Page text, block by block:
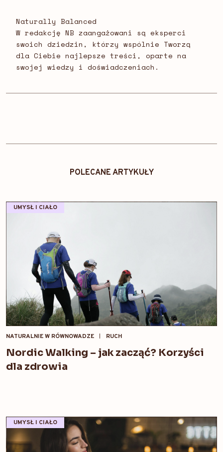
Naturally Balanced
W redakcję NB zaangażowani są eksperci
swoich dziedzin, którzy wspólnie Tworzą
dla Ciebie najlepsze treści, oparte na
swojej wiedzy i doświadczeniach.
POLECANE ARTYKUŁY
UMYSŁ I CIAŁO
NATURALNIE W RÓWNOWADZE RUCH
Nordic Walking – jak zacząć? Korzyści
dla zdrowia
UMYSŁ I CIAŁO